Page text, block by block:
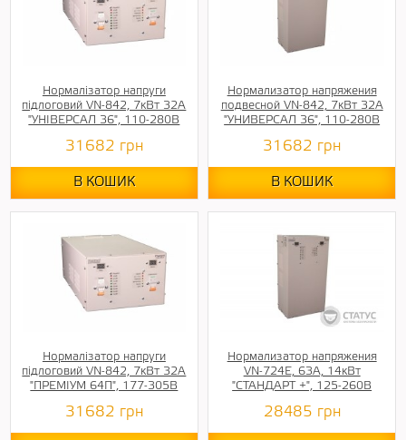
Нормалізатор напруги
підлоговий VN-842, 7кВт 32А
"УНІВЕРСАЛ 36", 110-280В
31682 грн
В КОШИК
Нормализатор напряжения
подвесной VN-842, 7кВт 32А
"УНИВЕРСАЛ 36", 110-280В
31682 грн
В КОШИК
Нормалізатор напруги
підлоговий VN-842, 7кВт 32А
"ПРЕМІУМ 64П", 177-305В
31682 грн
Нормализатор напряжения
VN-724E, 63А, 14кВт
"СТАНДАРТ +", 125-260В
28485 грн